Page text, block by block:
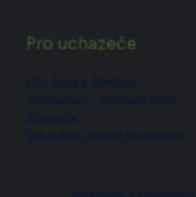
Pro uchazeče